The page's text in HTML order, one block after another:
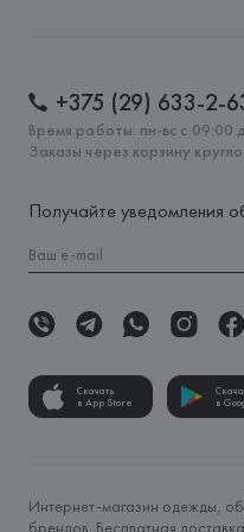
+375 (29) 633-2-
Время работы: пн-вс с 09:00
Заказы через корзину
Получайте уведомления
Скачать
в App Store
в
Интернет-магазин одежды,
брендов. Бесплатная